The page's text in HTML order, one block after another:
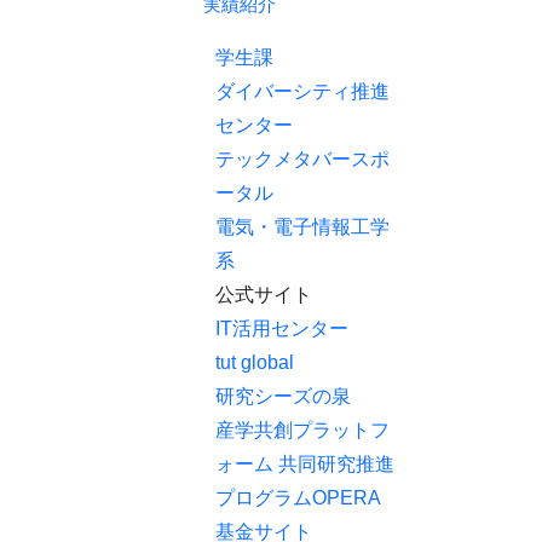
実績紹介
学生課
ダイバーシティ推進
センター
テックメタバースポ
ータル
電気・電子情報工学
系
公式サイト
IT活用センター
tut global
研究シーズの泉
産学共創プラットフ
ォーム 共同研究推進
プログラムOPERA
基金サイト